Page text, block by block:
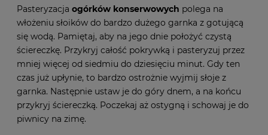
Pasteryzacja ogórków konserwowych polega na
włożeniu słoików do bardzo dużego garnka z gotującą
się wodą. Pamiętaj, aby na jego dnie położyć czystą
ściereczkę. Przykryj całość pokrywką i pasteryzuj przez
mniej więcej od siedmiu do dziesięciu minut. Gdy ten
czas już upłynie, to bardzo ostrożnie wyjmij słoje z
garnka. Następnie ustaw je do góry dnem, a na końcu
przykryj ściereczką. Poczekaj aż ostygną i schowaj je do
piwnicy na zimę.